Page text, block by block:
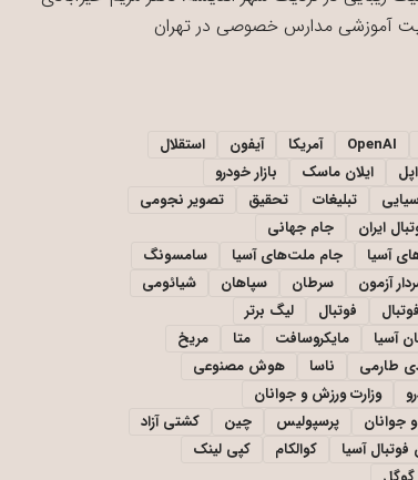
آموزشی مدارس خصوصی در تهران
OpenAI آمریکا آیفون
استقلال
اپل ایلان ماسک
بازار خودرو
تبلیغات تحقیق
تصویر نجومی
ایران
جام جهانی
آسیا
جام ملت‌های آسیا
سامسونگ
آزمون سرطان سپاهان
شیائومی
فوتبال
لیگ برتر
آسیا
مایکروسافت متا
مریخ
طارمی ناسا
هوش مصنوعی
وزارت ورزش و جوانان
جوانان
پرسپولیس چین
کشتی آزاد
فوتبال آسیا
کوالکام
کپی لینک